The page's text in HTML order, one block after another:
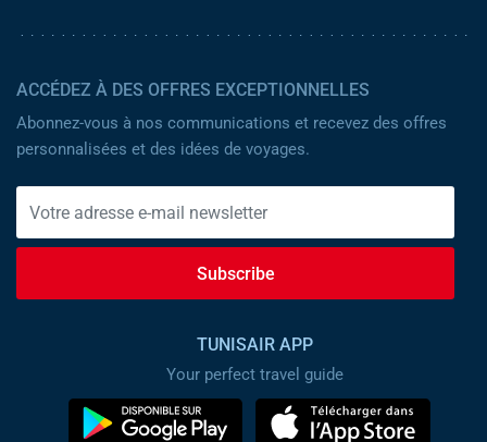
ACCÉDEZ À DES OFFRES EXCEPTIONNELLES
Abonnez-vous à nos communications et recevez des offres
personnalisées et des idées de voyages.
Subscribe
TUNISAIR APP
Your perfect travel guide